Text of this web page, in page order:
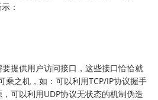
：
提供用户访问接口，这些接口恰恰就
乘之机，如：可以利用TCP/IP协议握手
可以利用UDP协议无状态的机制伪造